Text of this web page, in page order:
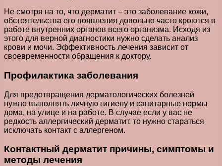
Не смотря на то, что дерматит – это заболевание кожи,
обстоятельства его появления довольно часто кроются в
работе внутренних органов всего организма. Исходя из
этого для верной диагностики нужно сделать анализ
крови и мочи. Эффективность лечения зависит от
своевременности обращения к доктору.
Профилактика заболевания
Для предотвращения дерматологических болезней
нужно выполнять личную гигиену и санитарные нормы
дома, на улице и на работе. В случае если у вас не
редкость аллергический дерматит, то нужно стараться
исключать контакт с аллергеном.
Контактный дерматит причины, симптомы и
методы лечения